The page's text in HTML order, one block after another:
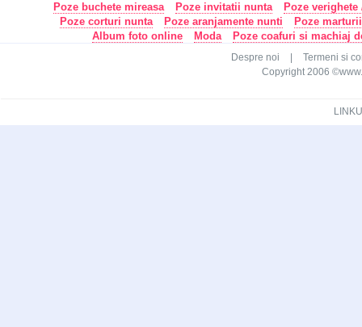
Poze buchete mireasa
Poze invitatii nunta
Poze
Poze corturi nunta
Poze aranjamente nunti
Poze
Album foto online
Moda Poze coafuri si machiaj
Despre noi
Termeni si
Copyright 2006